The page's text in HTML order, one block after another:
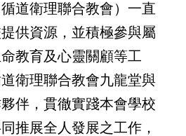
道衛理聯合教會）一直
供資源，並積極參與屬
教育及心靈關顧等工
衛理聯合教會九龍堂與
伴，貫徹實踐本會學校
推展全人發展之工作，